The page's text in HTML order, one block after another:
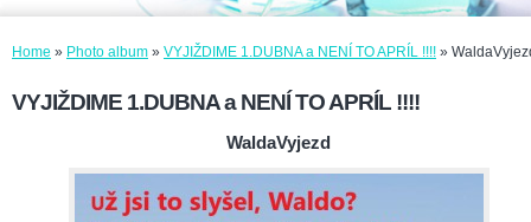
Home » Photo album » VYJIŽDIME 1.DUBNA a NENÍ TO APRÍL !!!! »
VYJIŽDIME 1.DUBNA a NENÍ TO APRÍL !!!!
WaldaVyjezd